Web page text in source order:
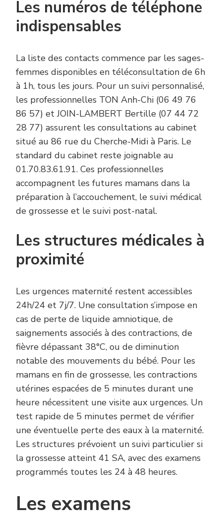
Les numéros de téléphone
indispensables
La liste des contacts commence par les sages-
femmes disponibles en téléconsultation de 6h
à 1h, tous les jours. Pour un suivi personnalisé,
les professionnelles TON Anh-Chi (06 49 76
86 57) et JOIN-LAMBERT Bertille (07 44 72
28 77) assurent les consultations au cabinet
situé au 86 rue du Cherche-Midi à Paris. Le
standard du cabinet reste joignable au
01.70.83.61.91. Ces professionnelles
accompagnent les futures mamans dans la
préparation à l’accouchement, le suivi médical
de grossesse et le suivi post-natal.
Les structures médicales à
proximité
Les urgences maternité restent accessibles
24h/24 et 7j/7. Une consultation s’impose en
cas de perte de liquide amniotique, de
saignements associés à des contractions, de
fièvre dépassant 38°C, ou de diminution
notable des mouvements du bébé. Pour les
mamans en fin de grossesse, les contractions
utérines espacées de 5 minutes durant une
heure nécessitent une visite aux urgences. Un
test rapide de 5 minutes permet de vérifier
une éventuelle perte des eaux à la maternité.
Les structures prévoient un suivi particulier si
la grossesse atteint 41 SA, avec des examens
programmés toutes les 24 à 48 heures.
Les examens